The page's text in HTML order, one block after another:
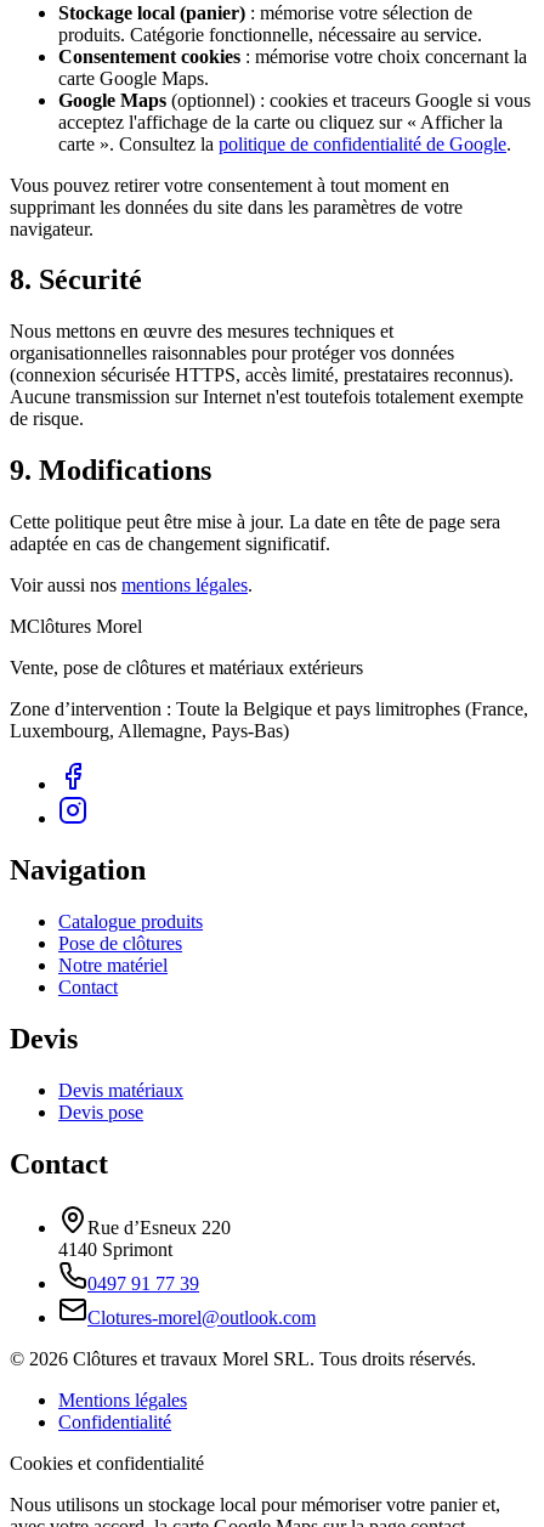
Stockage local (panier) : mémorise votre sélection de
produits. Catégorie fonctionnelle, nécessaire au service.
Consentement cookies : mémorise votre choix concernant la
carte Google Maps.
Google Maps (optionnel) : cookies et traceurs Google si vous
acceptez l'affichage de la carte ou cliquez sur « Afficher la
carte ». Consultez la politique de confidentialité de Google.
Vous pouvez retirer votre consentement à tout moment en
supprimant les données du site dans les paramètres de votre
navigateur.
8. Sécurité
Nous mettons en œuvre des mesures techniques et
organisationnelles raisonnables pour protéger vos données
(connexion sécurisée HTTPS, accès limité, prestataires reconnus).
Aucune transmission sur Internet n'est toutefois totalement exempte
de risque.
9. Modifications
Cette politique peut être mise à jour. La date en tête de page sera
adaptée en cas de changement significatif.
Voir aussi nos mentions légales.
MClôtures Morel
Vente, pose de clôtures et matériaux extérieurs
Zone d’intervention : Toute la Belgique et pays limitrophes (France,
Luxembourg, Allemagne, Pays-Bas)
Navigation
Catalogue produits
Pose de clôtures
Notre matériel
Contact
Devis
Devis matériaux
Devis pose
Contact
Rue d’Esneux 220
4140 Sprimont
0497 91 77 39
Clotures-morel@outlook.com
© 2026 Clôtures et travaux Morel SRL. Tous droits réservés.
Mentions légales
Confidentialité
Cookies et confidentialité
Nous utilisons un stockage local pour mémoriser votre panier et,